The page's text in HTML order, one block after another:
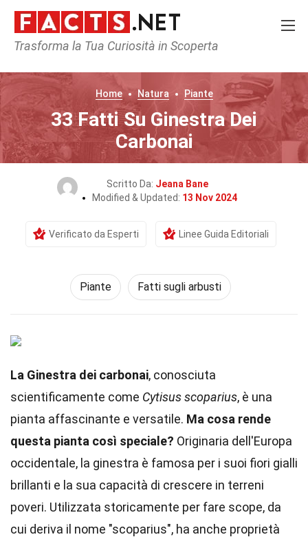
Trasforma la Tua Curiosità in Scoperta
Home Natura Piante
33 Fatti Su Ginestra Dei
Carbonai
Scritto Da: Jeana Bane
Modified & Updated: 13 Nov 2024
Verificato da Esperti Linee Guida Editoriali
Piante Fatti sugli arbusti
La Ginestra dei carbonai, conosciuta
scientificamente come Cytisus scoparius, è una
pianta affascinante e versatile. Ma cosa rende
questa pianta così speciale? Originaria dell'Europa
occidentale, la ginestra è famosa per i suoi fiori gialli
brillanti e la sua capacità di crescere in terreni
poveri. Utilizzata storicamente per fare scope, da
cui deriva il nome "scoparius", ha anche proprietà